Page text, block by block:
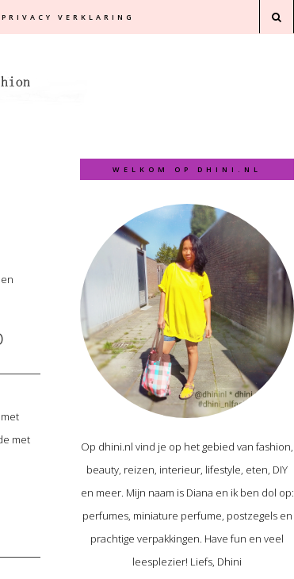
PRIVACY VERKLARING
met
WELKOM OP DHINI.NL
Op dhini.nl vind je op het gebied van fashion,
beauty, reizen, interieur, lifestyle, eten, DIY
en meer. Mijn naam is Diana en ik ben dol op:
perfumes, miniature perfume, postzegels en
prachtige verpakkingen. Have fun en veel
leesplezier! Liefs, Dhini